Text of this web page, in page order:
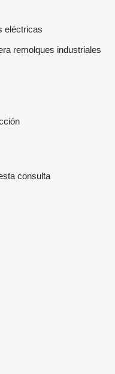
eléctricas
remolques industriales
consulta